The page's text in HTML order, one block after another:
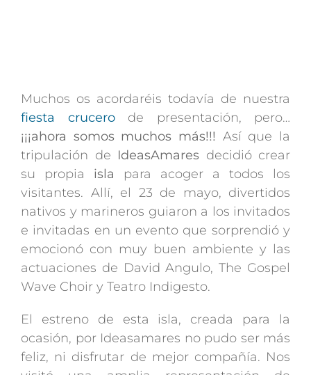
Muchos os acordaréis todavía de nuestra
fiesta crucerode presentación, pero…
¡¡¡ahora somos muchos más!!! Así que la
tripulación de IdeasAmares decidió crear
su propia isla para acoger a todos los
visitantes. Allí, el 23 de mayo, divertidos
nativos y marineros guiaron a los invitados
e invitadas en un evento que sorprendió y
emocionó con muy buen ambiente y las
actuaciones de David Angulo, The Gospel
Wave Choir y Teatro Indigesto.
El estreno de esta isla, creada para la
ocasión, por Ideasamares no pudo ser más
feliz, ni disfrutar de mejor compañía. Nos